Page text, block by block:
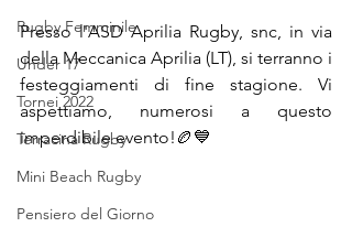
Rugby Femminile
Under 17
Tornei 2022
Terracina Rugby
Mini Beach Rugby
Pensiero del Giorno
Presso l'ASD Aprilia Rugby, snc, in via
della Meccanica Aprilia (LT), si terranno i
festeggiamenti di fine stagione. Vi
aspettiamo, numerosi a questo
imperdibile evento!🏉💙